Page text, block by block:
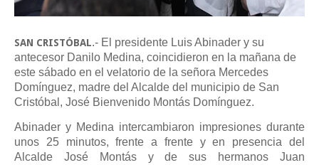
SAN CRISTÓBAL.- El presidente Luis Abinader y su
antecesor Danilo Medina, coincidieron en la mañana de
este sábado en el velatorio de la señora Mercedes
Domínguez, madre del Alcalde del municipio de San
Cristóbal, José Bienvenido Montás Domínguez.
Abinader y Medina intercambiaron impresiones durante
unos 25 minutos, frente a frente y en presencia del
Alcalde José Montás y de sus hermanos Juan